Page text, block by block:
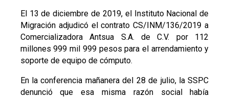
El 13 de diciembre de 2019, el Instituto Nacional de
Migración adjudicó el contrato CS/INM/136/2019 a
Comercializadora Antsua S.A. de C.V. por 112
millones 999 mil 999 pesos para el arrendamiento y
soporte de equipo de cómputo.
En la conferencia mañanera del 28 de julio, la SSPC
denunció que esa misma razón social había